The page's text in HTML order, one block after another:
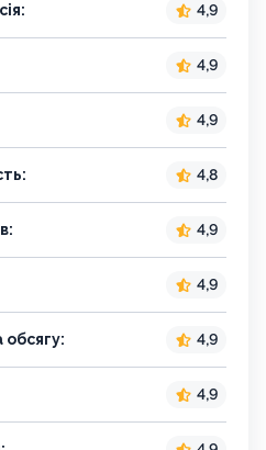
4,9
4,9
4,9
4,8
4,9
4,9
обсягу: 4,9
4,9